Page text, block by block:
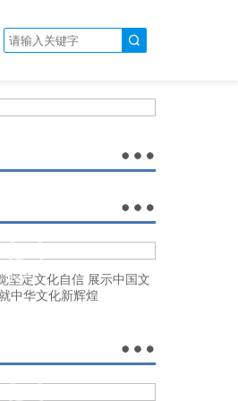
坚定文化自信 展示中国文
中华文化新辉煌